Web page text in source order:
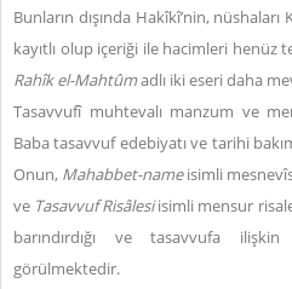
Bunların dışında Hakîkî’nin,
kayıtlı olup içeriği ile hacimleri henüz
Rahîk el-Mahtûmadlı iki eseri daha
Tasavvufî muhtevalı manzum ve
Baba tasavvuf edebiyatı ve tarihi
Onun, Mahabbet-nameisimli
ve Tasavvuf Risâlesiisimli mensur
barındırdığı ve tasavvufa
görülmektedir.